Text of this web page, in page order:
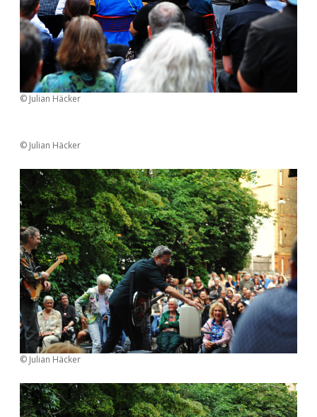
© Julian Häcker
© Julian Häcker
© Julian Häcker